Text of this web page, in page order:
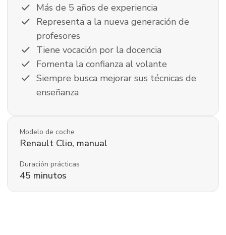
check Más de 5 años de experiencia
check Representa a la nueva generación de
profesores
check Tiene vocación por la docencia
check Fomenta la confianza al volante
check Siempre busca mejorar sus técnicas de
enseñanza
Modelo de coche
Renault Clio, manual
Duración prácticas
45 minutos